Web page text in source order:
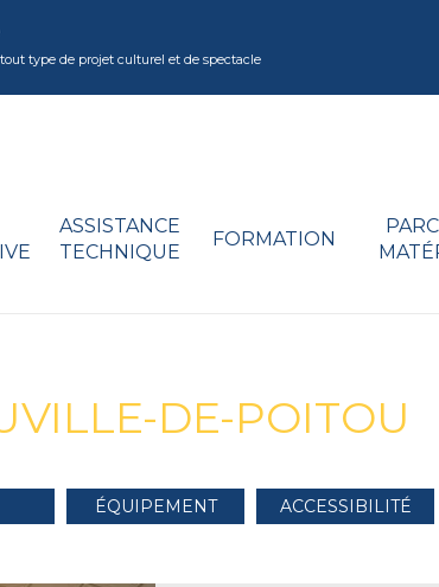
type de projet culturel et de spectacle
ASSISTANCE
TECHNIQUE
FORMATION
DE-POITOU
ÉQUIPEMENT ACCESSIBILITÉ